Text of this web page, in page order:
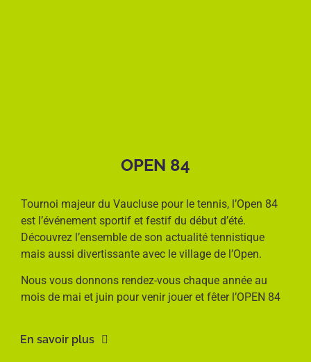
OPEN 84
Tournoi majeur du Vaucluse pour le tennis, l’Open 84
est l’événement sportif et festif du début d’été.
Découvrez l’ensemble de son actualité tennistique
mais aussi divertissante avec le village de l’Open.
Nous vous donnons rendez-vous chaque année au
mois de mai et juin pour venir jouer et fêter l’OPEN 84
En savoir plus